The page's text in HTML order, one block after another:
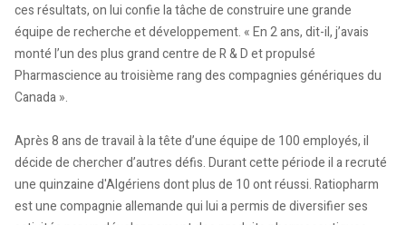
ces résultats, on lui confie la tâche de construire une grande
équipe de recherche et développement. « En 2 ans, dit-il, j’avais
monté l’un des plus grand centre de R & D et propulsé
Pharmascience au troisième rang des compagnies génériques du
Canada ».
Après 8 ans de travail à la tête d’une équipe de 100 employés, il
décide de chercher d’autres défis. Durant cette période il a recruté
une quinzaine d'Algériens dont plus de 10 ont réussi. Ratiopharm
est une compagnie allemande qui lui a permis de diversifier ses